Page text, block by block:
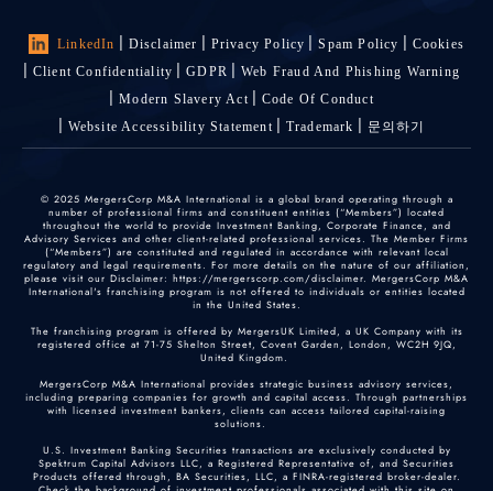
LinkedIn Disclaimer Privacy Policy Spam Policy
Cookies
Client Confidentiality
GDPR
Web Fraud And Phishing Warning
Modern Slavery Act
Code Of Conduct
Website Accessibility Statement
Trademark 문의하기
© 2025 MergersCorp M&A International is a global brand operating through a
number of professional firms and constituent entities (“Members”) located
throughout the world to provide Investment Banking, Corporate Finance, and
Advisory Services and other client-related professional services. The Member Firms
(“Members”) are constituted and regulated in accordance with relevant local
regulatory and legal requirements. For more details on the nature of our affiliation,
please visit our Disclaimer: https://mergerscorp.com/disclaimer. MergersCorp M&A
International's franchising program is not offered to individuals or entities located
in the United States.
The franchising program is offered by MergersUK Limited, a UK Company with its
registered office at 71-75 Shelton Street, Covent Garden, London, WC2H 9JQ,
United Kingdom.
MergersCorp M&A International provides strategic business advisory services,
including preparing companies for growth and capital access. Through partnerships
with licensed investment bankers, clients can access tailored capital-raising
solutions.
U.S. Investment Banking Securities transactions are exclusively conducted by
Spektrum Capital Advisors LLC, a Registered Representative of, and Securities
Products offered through, BA Securities, LLC, a FINRA-registered broker-dealer.